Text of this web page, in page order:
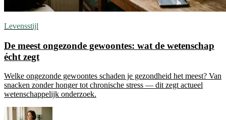
Levensstijl
De meest ongezonde gewoontes: wat de wetenschap
écht zegt
Welke ongezonde gewoontes schaden je gezondheid het meest? Van
snacken zonder honger tot chronische stress — dit zegt actueel
wetenschappelijk onderzoek.